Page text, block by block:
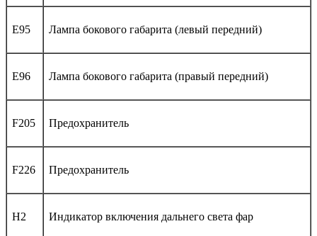
E95 Лампа бокового габарита (левый передний)
E96 Лампа бокового габарита (правый передний)
F205 Предохранитель
F226 Предохранитель
H2 Индикатор включения дальнего света фар